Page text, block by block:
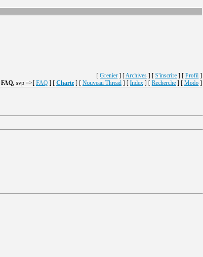
[ Grenier ] [Archives ] [ S'inscrire ] [ Profil ]
FAQ, svp =>[ FAQ ] [ Charte ] [ Nouveau Thread ] [ Index ] [ Recherche ] [ Modo ]